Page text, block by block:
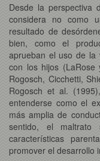
Desde la perspectiva
considera no como
resultado de
bien, como el
aprueban el uso de la
con los hijos (LaRose
Rogosch, Cicchetti,
Rogosch et al.
entenderse como el
más amplia de
sentido, el
características
promover el desarrollo